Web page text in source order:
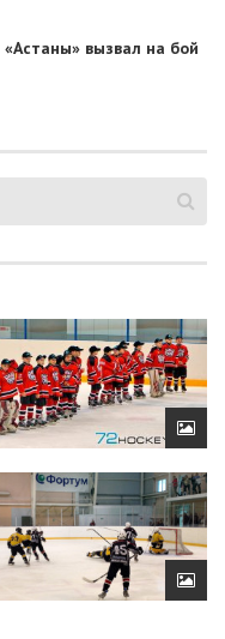
вызвал на бой